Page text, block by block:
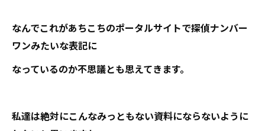
なんでこれがあちこちのポータルサイトで探偵ナンバー
ワンみたいな表記に
なっているのか不思議とも思えてきます。
私達は絶対にこんなみっともない資料にならないように